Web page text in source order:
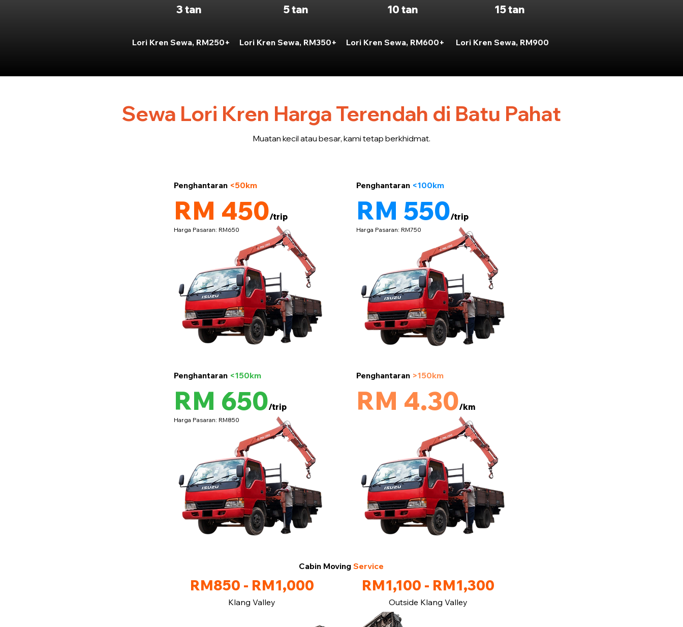
3 tan
Lori Kren Sewa, RM250+
5 tan
Lori Kren Sewa, RM350+
10 tan
Lori Kren Sewa, RM600+
15 tan
Lori Kren Sewa, RM900
Sewa Lori Kren Harga Terendah di Batu Pahat
Muatan kecil atau besar, kami tetap berkhidmat.
RM 450/trip
Penghantaran <50km
Harga Pasaran: RM650
RM 650/trip
Penghantaran <150km
Harga Pasaran: RM850
RM 550/trip
Penghantaran <100km
Harga Pasaran: RM750
RM 4.30/km
Penghantaran >150km
Cabin Moving Service
RM850 - RM1,000
Klang Valley
RM1,100 - RM1,300
Outside Klang Valley